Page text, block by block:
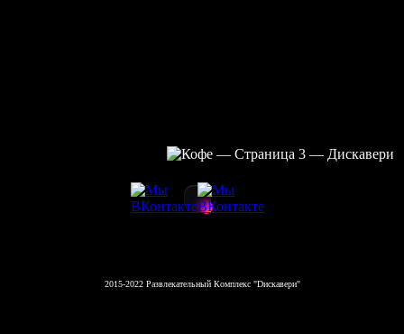
2015-2022 Развлекательный Комплекс "Dискавери"